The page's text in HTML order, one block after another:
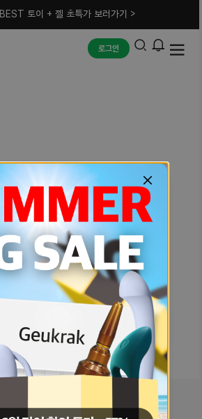
BEST 토이 + 젤 초특가 보러가기 >
로그인
예상치 못한 에러입니다.